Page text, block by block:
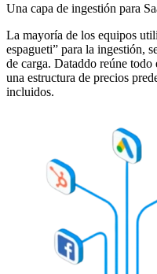
Una capa de ingestión para
La mayoría de los equipos
espagueti” para la ingestión,
de carga. Dataddo reúne
una estructura de precios
incluidos.